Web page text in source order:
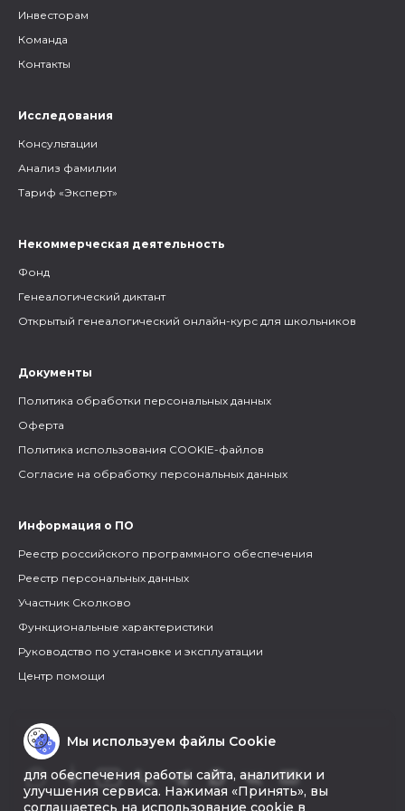
Инвесторам
Команда
Контакты
Исследования
Консультации
Анализ фамилии
Тариф «Эксперт»
Некоммерческая деятельность
Фонд
Генеалогический диктант
Открытый генеалогический онлайн-курс для школьников
Документы
Политика обработки персональных данных
Оферта
Политика использования COOKIE-файлов
Согласие на обработку персональных данных
Информация о ПО
Реестр российского программного обеспечения
Реестр персональных данных
Участник Сколково
Функциональные характеристики
Руководство по установке и эксплуатации
Центр помощи
Мы используем файлы Cookie
для обеспечения работы сайта, аналитики и
улучшения сервиса. Нажимая «Принять», вы
соглашаетесь на использование cookie в